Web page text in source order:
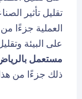
تقليل تأثير
العملية جزءًا
على البيئة
مستعمل
ذلك جزءًا من هذا